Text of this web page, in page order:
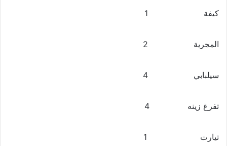
كيفة 1
المجرية 2
سيلبابي 4
تفرغ زينه 4
تيارت 1